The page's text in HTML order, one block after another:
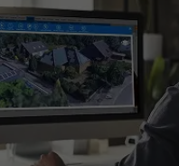
Der Solarzaun kann
Ansprüche angepasst
zu
Durch seine
in bestehende
eine zukunftssichere